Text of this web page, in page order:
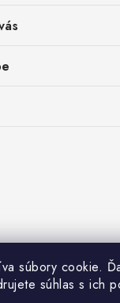
súbory cookie.
súhlas s ich